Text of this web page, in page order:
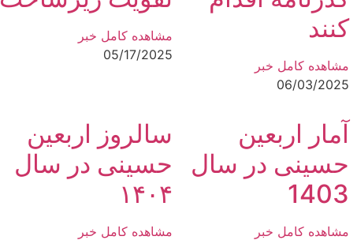
کنند
مشاهده کامل خبر
06/03/2025
مشاهده کامل خبر
05/17/2025
آمار اربعین
حسینی در سال
1403
مشاهده کامل خبر
سالروز اربعین
حسینی در سال
۱۴۰۴
مشاهده کامل خبر